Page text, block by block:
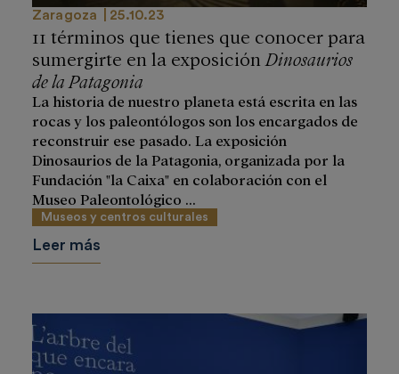
Zaragoza 25.10.23
11 términos que tienes que conocer para
sumergirte en la exposición Dinosaurios
de la Patagonia
La historia de nuestro planeta está escrita en las
rocas y los paleontólogos son los encargados de
reconstruir ese pasado. La exposición
Dinosaurios de la Patagonia, organizada por la
Fundación "la Caixa" en colaboración con el
Museo Paleontológico ...
Museos y centros culturales
Leer más